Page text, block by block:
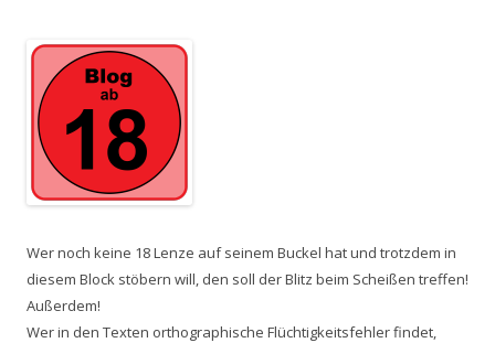
Wer noch keine 18 Lenze auf seinem Buckel hat und trotzdem in
diesem Block stöbern will, den soll der Blitz beim Scheißen treffen!
Außerdem!
Wer in den Texten orthographische Flüchtigkeitsfehler findet,